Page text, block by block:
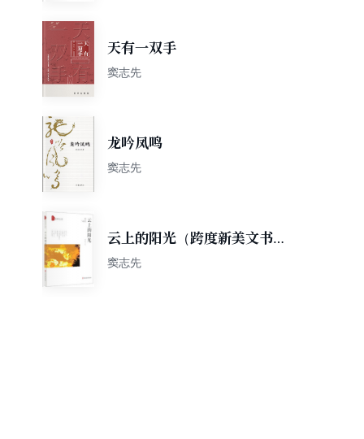
天有一双手
窦志先
龙吟凤鸣
窦志先
云上的阳光（跨度新美文书
系）
窦志先